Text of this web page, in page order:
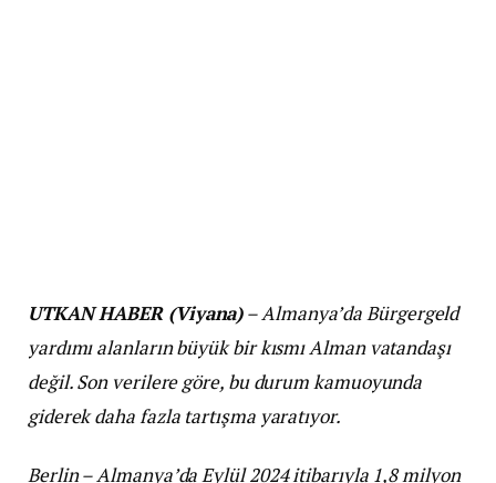
UTKAN HABER (Viyana)– Almanya’da Bürgergeld
yardımı alanların büyük bir kısmı Alman vatandaşı
değil. Son verilere göre, bu durum kamuoyunda
giderek daha fazla tartışma yaratıyor.
Berlin – Almanya’da Eylül 2024 itibarıyla 1,8 milyon